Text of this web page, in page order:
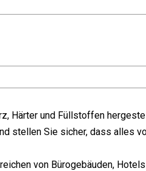
Härter und Füllstoffen
stellen Sie sicher, dass alles
von Bürogebäuden,